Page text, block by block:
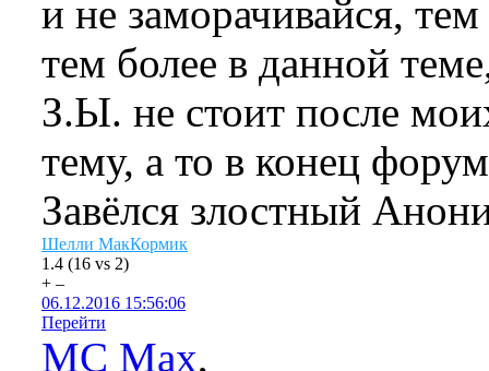
и не заморачивайся,
тем более в данной
З.Ы. не стоит после
тему, а то в конец
Завёлся злостный
Шелли МакКормик
1.4 (16 vs 2)
+ –
06.12.2016 15:56:06
Перейти
MC Max,